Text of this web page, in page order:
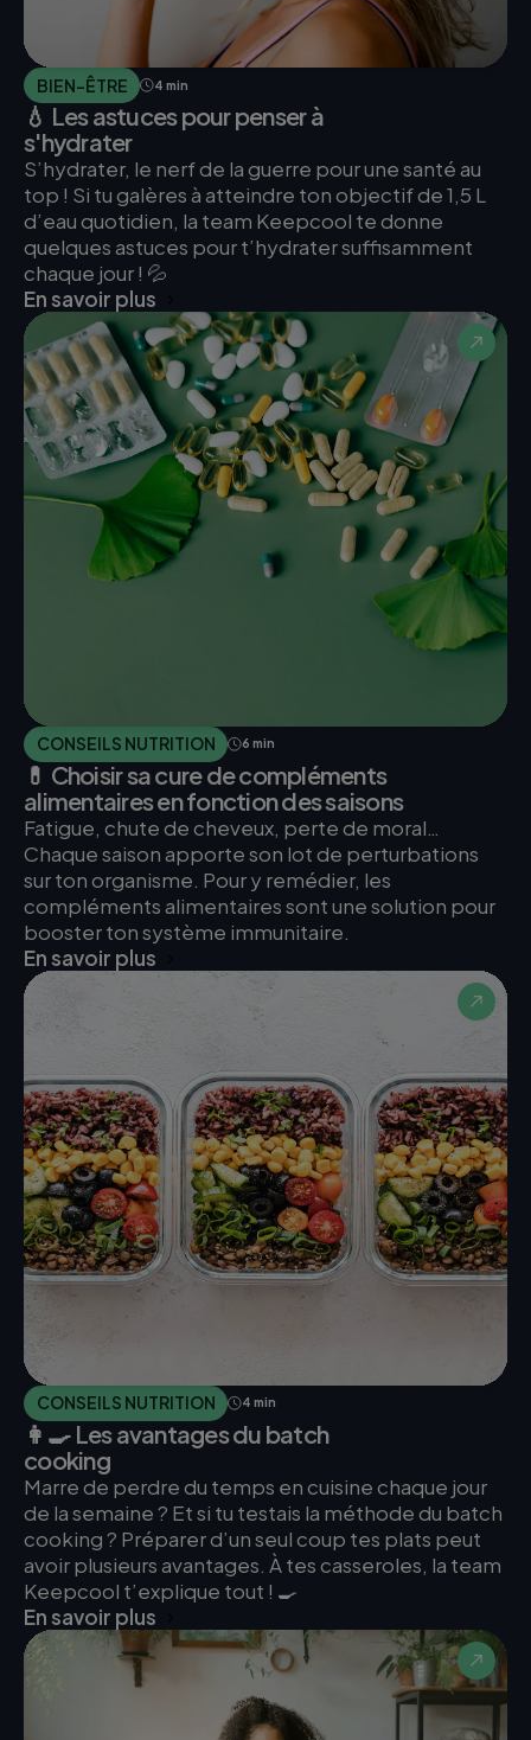
BIEN-ÊTRE 4 min
💧 Les astuces pour penser à
s'hydrater
S’hydrater, le nerf de la guerre pour une santé au
top ! Si tu galères à atteindre ton objectif de 1,5 L
d’eau quotidien, la team Keepcool te donne
quelques astuces pour t’hydrater suffisamment
chaque jour ! 💦
En savoir plus
CONSEILS NUTRITION 6 min
💊 Choisir sa cure de compléments
alimentaires en fonction des saisons
Fatigue, chute de cheveux, perte de moral…
Chaque saison apporte son lot de perturbations
sur ton organisme. Pour y remédier, les
compléments alimentaires sont une solution pour
booster ton système immunitaire.
En savoir plus
CONSEILS NUTRITION 4 min
👩‍🍳 Les avantages du batch
cooking
Marre de perdre du temps en cuisine chaque jour
de la semaine ? Et si tu testais la méthode du batch
cooking ? Préparer d’un seul coup tes plats peut
avoir plusieurs avantages. À tes casseroles, la team
Keepcool t’explique tout ! 🍳
En savoir plus